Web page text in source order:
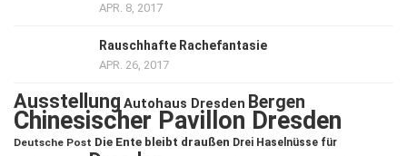
APR. 8, 2017
Rauschhafte Rachefantasie
APR. 26, 2017
Ausstellung Autohaus Dresden Bergen
Chinesischer Pavillon Dresden
Deutsche Post Die Ente bleibt draußen Drei Haselnüsse für